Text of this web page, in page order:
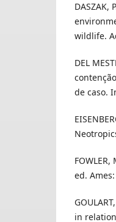
DASZAK,
wildlife.
DEL
de caso.
ed.
in